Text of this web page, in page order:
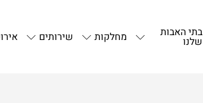
בתי האבות
שלנו מחלקות שירותים